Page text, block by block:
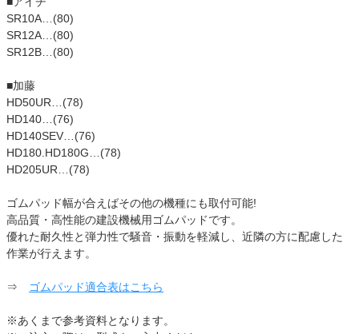
SR10A…(80)
SR12A…(80)
SR12B…(80)
■加藤
HD50UR…(78)
HD140…(76)
HD140SEV…(76)
HD180.HD180G…(78)
HD205UR…(78)
ゴムパッド幅が合えばその他の機種にも取付可能!
高品質・高性能の建設機械用ゴムパッドです。
優れた耐久性と弾力性で騒音・振動を軽減し、近隣の方に配慮した
作業が行えます。
⇒ ゴムパッド適合表はこちら
※あくまで参考資料となります。